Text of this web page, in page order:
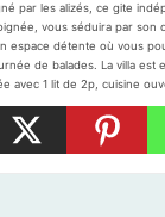
par les alizés, ce gite
vous séduira par son
espace détente où vous
de balades. La villa est
avec 1 lit de 2p, cuisine